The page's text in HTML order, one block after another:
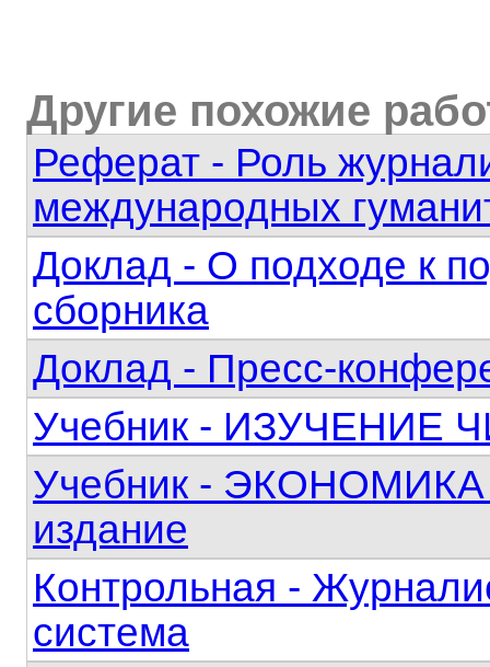
Другие похожие
Реферат - Роль
международных
Доклад - О подходе к
сборника
Доклад - Пресс-
Учебник - ИЗУЧЕНИЕ
Учебник -
издание
Контрольная -
система